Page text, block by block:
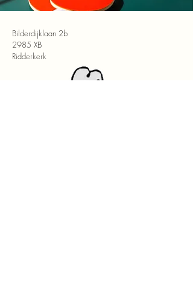
Bilderdijklaan 2b
2985 XB
Ridderkerk